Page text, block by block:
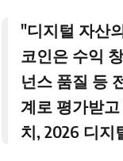
"디지털 자산
코인은 수익
넌스 품질 등
계로 평가받
치, 2026 디지